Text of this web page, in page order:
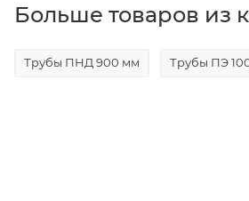
Больше товаров из
Трубы ПНД 900 мм Трубы ПЭ